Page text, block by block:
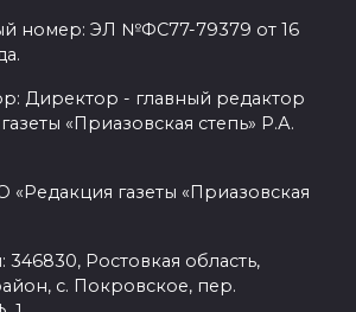
номер: ЭЛ №ФС77-79379 от 16
Директор - главный редактор
«Приазовская степь» Р.А.
газеты «Приазовская
Ростовкая область,
с. Покровское, пер.